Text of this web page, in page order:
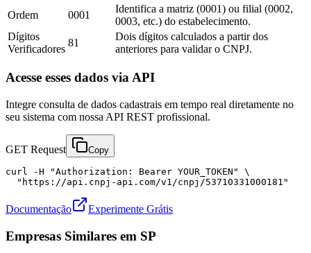
Ordem
0001
Identifica a matriz (0001) ou filial (0002,
0003, etc.) do estabelecimento.
Dígitos
Verificadores
81
Dois dígitos calculados a partir dos
anteriores para validar o CNPJ.
Acesse esses dados via API
Integre consulta de dados cadastrais em tempo real diretamente no
seu sistema com nossa API REST profissional.
GET Request Copy
curl -H "Authorization: Bearer YOUR_TOKEN" \
  "https://api.cnpj-api.com/v1/cnpj/53710331000181"
Documentação Experimente Grátis
Empresas Similares em SP